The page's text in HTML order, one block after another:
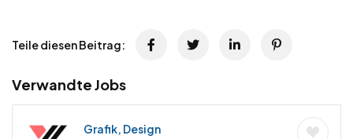
Teile diesen Beitrag:
Verwandte Jobs
Grafik, Design